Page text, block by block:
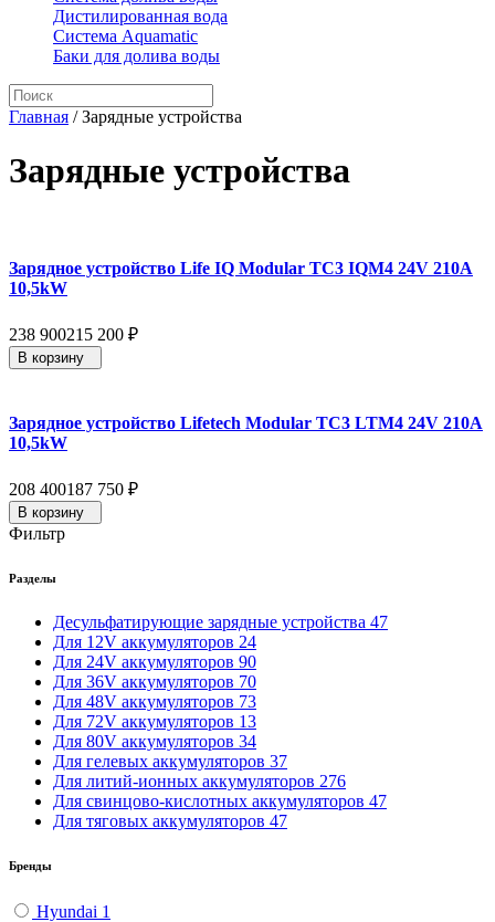
Дистилированная вода
Система Aquamatic
Баки для долива воды
Главная /Зарядные устройства
Зарядные устройства
Зарядное устройство Life IQ Modular TC3 IQM4 24V 210A
10,5kW
238 900215 200 ₽
В корзину
Зарядное устройство Lifetech Modular TC3 LTM4 24V 210A
10,5kW
208 400187 750 ₽
В корзину
Фильтр
Разделы
Десульфатирующие зарядные устройства 47
Для 12V аккумуляторов 24
Для 24V аккумуляторов 90
Для 36V аккумуляторов 70
Для 48V аккумуляторов 73
Для 72V аккумуляторов 13
Для 80V аккумуляторов 34
Для гелевых аккумуляторов 37
Для литий-ионных аккумуляторов 276
Для свинцово-кислотных аккумуляторов 47
Для тяговых аккумуляторов 47
Бренды
Hyundai 1